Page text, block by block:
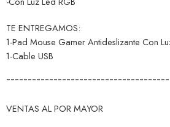
TE ENTREGAMOS:
1-Pad Mouse Gamer Antideslizante Con
1-Cable USB
VENTAS AL POR MAYOR